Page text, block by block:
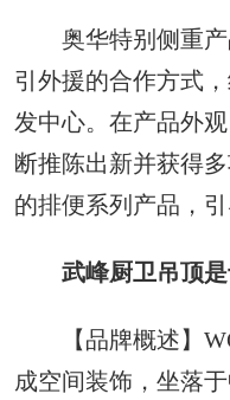
奥华特别侧重产
引外援的合作方式
发中心。在产品外
断推陈出新并获得
的排便系列产品，
武峰厨卫吊顶
【品牌概述】
成空间装饰，坐落